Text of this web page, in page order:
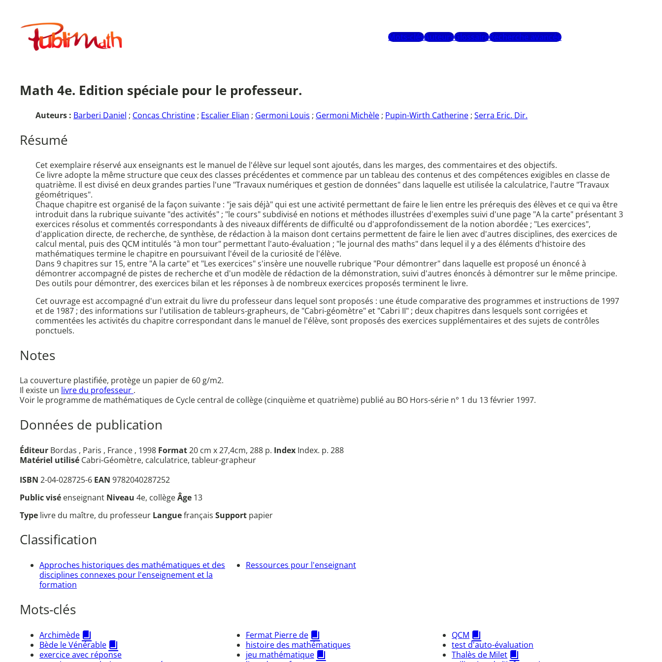
contenuPublimath
Mots-clésAuteursGlossaireRecherche avancée
Math 4e. Edition spéciale pour le professeur.
Auteurs : Barberi Daniel ; Concas Christine ; Escalier Elian ; Germoni Louis ; Germoni Michèle ; Pupin-Wirth Catherine ; Serra Eric. Dir.
Résumé
Cet exemplaire réservé aux enseignants est le manuel de l'élève sur lequel sont ajoutés, dans les marges, des commentaires et des objectifs.
Ce livre adopte la même structure que ceux des classes précédentes et commence par un tableau des contenus et des compétences exigibles en classe de
quatrième. Il est divisé en deux grandes parties l'une "Travaux numériques et gestion de données" dans laquelle est utilisée la calculatrice, l'autre "Travaux
géométriques".
Chaque chapitre est organisé de la façon suivante : "je sais déjà" qui est une activité permettant de faire le lien entre les prérequis des élèves et ce qui va être
introduit dans la rubrique suivante "des activités" ; "le cours" subdivisé en notions et méthodes illustrées d'exemples suivi d'une page "A la carte" présentant 3
exercices résolus et commentés correspondants à des niveaux différents de difficulté ou d'approfondissement de la notion abordée ; "Les exercices",
d'application directe, de recherche, de synthèse, de rédaction à la maison dont certains permettent de faire le lien avec d'autres disciplines, des exercices de
calcul mental, puis des QCM intitulés "à mon tour" permettant l'auto-évaluation ; "le journal des maths" dans lequel il y a des éléments d'histoire des
mathématiques termine le chapitre en poursuivant l'éveil de la curiosité de l'élève.
Dans 9 chapitres sur 15, entre "A la carte" et "Les exercices" s'insère une nouvelle rubrique "Pour démontrer" dans laquelle est proposé un énoncé à
démontrer accompagné de pistes de recherche et d'un modèle de rédaction de la démonstration, suivi d'autres énoncés à démontrer sur le même principe.
Des outils pour démontrer, des exercices bilan et les réponses à de nombreux exercices proposés terminent le livre.
Cet ouvrage est accompagné d'un extrait du livre du professeur dans lequel sont proposés : une étude comparative des programmes et instructions de 1997
et de 1987 ; des informations sur l'utilisation de tableurs-grapheurs, de "Cabri-géomètre" et "Cabri II" ; deux chapitres dans lesquels sont corrigées et
commentées les activités du chapitre correspondant dans le manuel de l'élève, sont proposés des exercices supplémentaires et des sujets de contrôles
ponctuels.
Notes
La couverture plastifiée, protège un papier de 60 g/m2.
Il existe un livre du professeur .
Voir le programme de mathématiques de Cycle central de collège (cinquième et quatrième) publié au BO Hors-série n° 1 du 13 février 1997.
Données de publication
Éditeur Bordas , Paris , France , 1998 Format20 cm x 27,4cm, 288 p. Index Index. p. 288
Matériel utilisé Cabri-Géomètre, calculatrice, tableur-grapheur
ISBN 2-04-028725-6 EAN 9782040287252
Public visé enseignant Niveau 4e, collègeÂge 13
Type livre du maître, du professeur Languefrançais Support papier
Classification
Approches historiques des mathématiques et des
disciplines connexes pour l'enseignement et la
formation
Ressources pour l'enseignant
Mots-clés
Archimède
Bède le Vénérable
exercice avec réponse
Fermat Pierre de
histoire des mathématiques
jeu mathématique
QCM
test d'auto-évaluation
Thalès de Milet